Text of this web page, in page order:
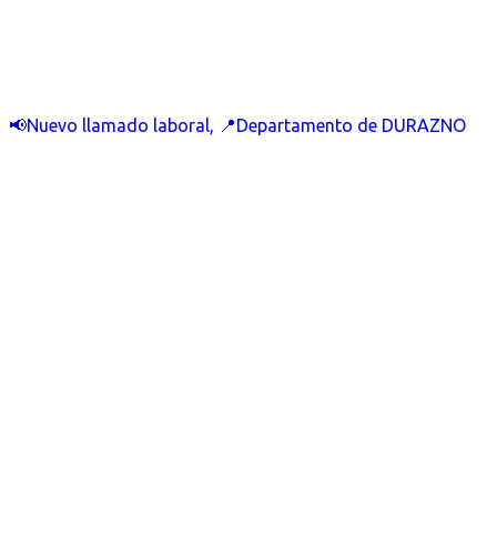
📢Nuevo llamado laboral, 📍Departamento de DURAZNO